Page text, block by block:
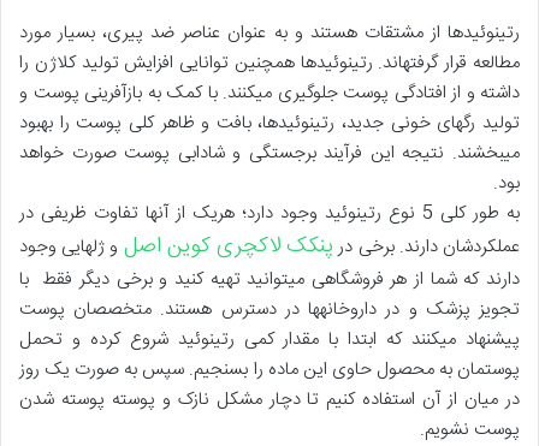
رتینوئیدها از مشتقات هستند و به عنوان عناصر ضد پیری، بسیار مورد
مطالعه قرار گرفته‎اند. رتینوئیدها همچنین توانایی افزایش تولید کلاژن را
داشته و از افتادگی پوست جلوگیری می‎کنند. با کمک به بازآفرینی پوست و
تولید رگ‎های خونی جدید، رتینوئیدها، بافت و ظاهر کلی پوست را بهبود
می‎بخشند. نتیجه این فرآیند برجستگی و شادابی پوست صورت خواهد
بود.
به طور کلی 5 نوع رتینوئید وجود دارد؛ هریک از آن‎ها تفاوت ظریفی در
عملکردشان دارند. برخی درپنکک لاکچری کوین اصل
و ژل‎هایی وجود
دارند که شما از هر فروشگاهی می‎توانید تهیه کنید و برخی دیگر فقط با
تجویز پزشک و در داروخانه‎ها در دسترس هستند. متخصصان پوست
پیشنهاد می‎کنند که ابتدا با مقدار کمی رتینوئید شروع کرده و تحمل
پوستمان به محصول حاوی این ماده را بسنجیم. سپس به صورت یک روز
در میان از آن استفاده کنیم تا دچار مشکل نازک و پوسته پوسته شدن
پوست نشویم.